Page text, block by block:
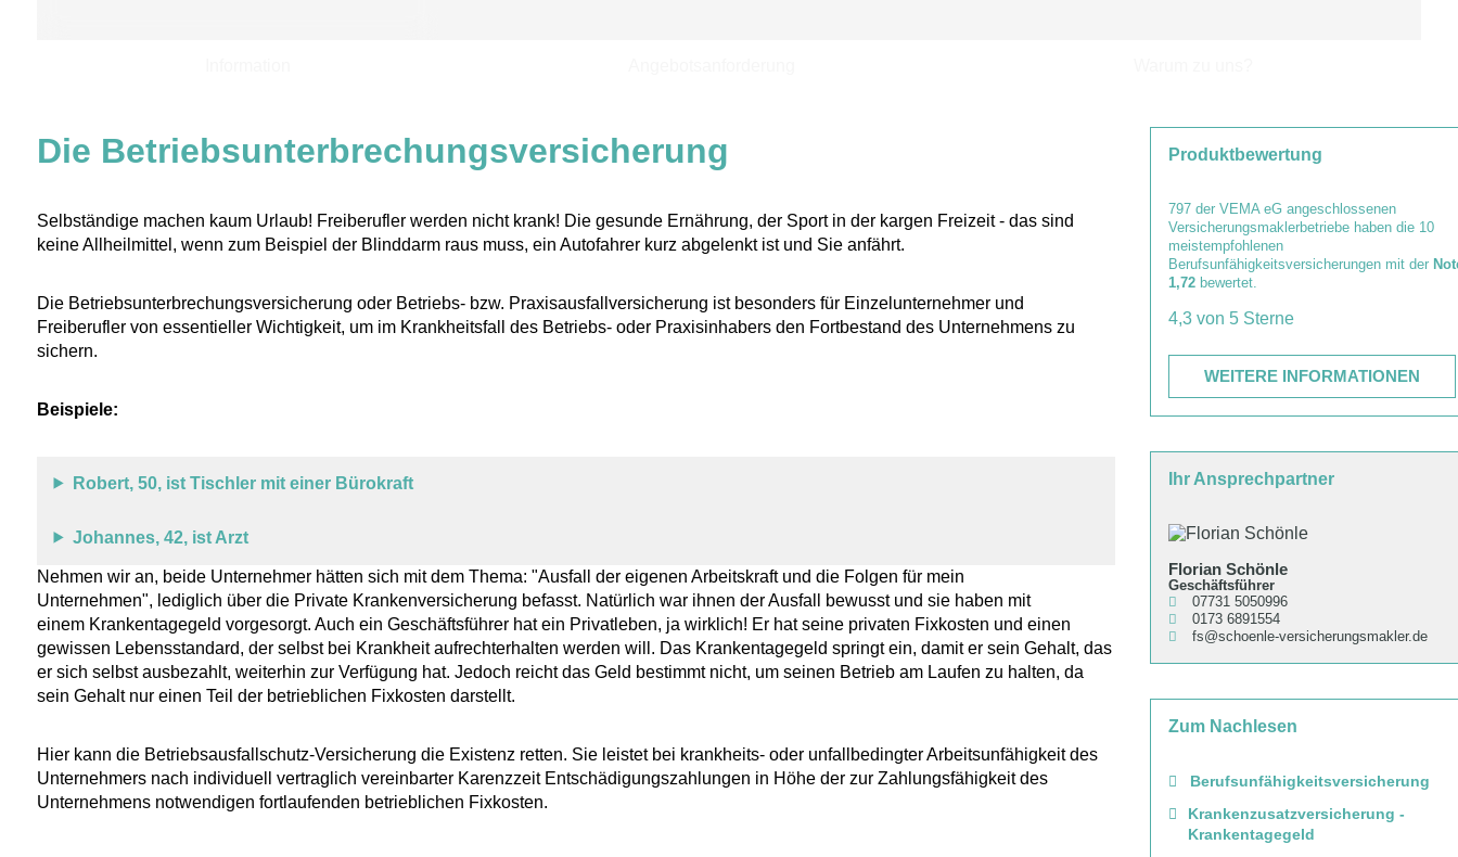
Die Betriebsunterbrechungsversicherung
Selbständige machen kaum Urlaub! Freiberufler werden nicht krank! Die gesunde Ernährung, der Sport in der kargen Freizeit - das sind
keine Allheilmittel, wenn zum Beispiel der Blinddarm raus muss, ein Autofahrer kurz abgelenkt ist und Sie anfährt.
Die Betriebsunterbrechungsversicherung oder Betriebs- bzw. Praxisausfallversicherung ist besonders für Einzelunternehmer und
Freiberufler von essentieller Wichtigkeit, um im Krankheitsfall des Betriebs- oder Praxisinhabers den Fortbestand des Unternehmens zu
sichern.
Beispiele:
Robert, 50, ist Tischler mit einer Bürokraft
Johannes, 42, ist Arzt
Nehmen wir an, beide Unternehmer hätten sich mit dem Thema: "Ausfall der eigenen Arbeitskraft und die Folgen für mein
Unternehmen", lediglich über die Private Krankenversicherung befasst. Natürlich war ihnen der Ausfall bewusst und sie haben mit
einem Krankentagegeld vorgesorgt. Auch ein Geschäftsführer hat ein Privatleben, ja wirklich! Er hat seine privaten Fixkosten und einen
gewissen Lebensstandard, der selbst bei Krankheit aufrechterhalten werden will. Das Krankentagegeld springt ein, damit er sein Gehalt, das
er sich selbst ausbezahlt, weiterhin zur Verfügung hat. Jedoch reicht das Geld bestimmt nicht, um seinen Betrieb am Laufen zu halten, da
sein Gehalt nur einen Teil der betrieblichen Fixkosten darstellt.
Hier kann die Betriebsausfallschutz-Versicherung die Existenz retten. Sie leistet bei krankheits- oder unfallbedingter Arbeitsunfähigkeit des
Unternehmers nach individuell vertraglich vereinbarter Karenzzeit Entschädigungszahlungen in Höhe der zur Zahlungsfähigkeit des
Unternehmens notwendigen fortlaufenden betrieblichen Fixkosten.
Produktbewertung
797 der VEMA eG angeschlossenen
Versicherungsmaklerbetriebe haben die 10
meistempfohlenen
Berufsunfähigkeitsversicherungen mit der
1,72 bewertet.
WEITERE INFORMATIONEN
Ihr Ansprechpartner
Florian Schönle
Florian Schönle
Geschäftsführer
07731 5050996
0173 6891554
fs@schoenle-versicherungsmakler.de
Zum Nachlesen
Berufsunfähigkeitsversicherung
Krankenzusatzversicherung -
Krankentagegeld